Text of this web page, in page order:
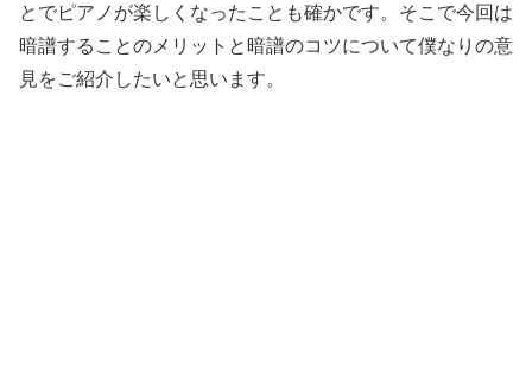
とでピアノが楽しくなったことも確かです。そこで今回は
暗譜することのメリットと暗譜のコツについて僕なりの意
見をご紹介したいと思います。